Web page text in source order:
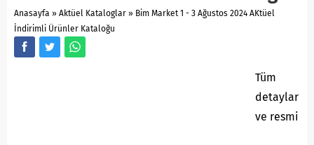
Anasayfa » Aktüel Kataloglar » Bim Market 1 - 3 Ağustos 2024 AKtüel
İndirimli Ürünler Kataloğu
Tüm
detaylar
ve resmi